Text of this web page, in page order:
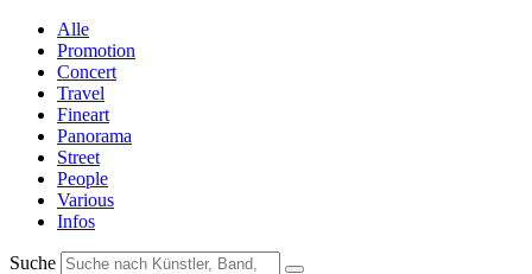
Alle
Promotion
Concert
Travel
Fineart
Panorama
Street
People
Various
Infos
Suche